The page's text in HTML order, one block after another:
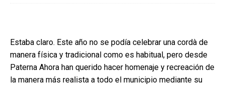
Estaba claro. Este año no se podía celebrar una cordà de
manera física y tradicional como es habitual, pero desde
Paterna Ahora han querido hacer homenaje y recreación de
la manera más realista a todo el municipio mediante su